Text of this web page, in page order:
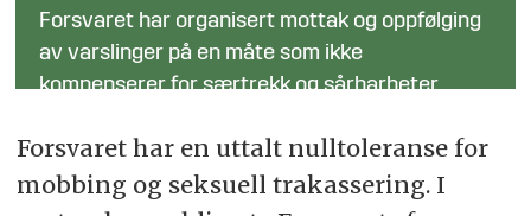
Forsvaret har organisert mottak og oppfølging
av varslinger på en måte som ikke
kompenserer for særtrekk og sårbarheter.
• Saksbehandling på «lavest mulig nivå» i linjen
preges av at det er liten kapasitet og
kompetanse på håndtering av varslingssaker
Forsvaret har en uttalt nulltoleranse for
mobbing og seksuell trakassering. I